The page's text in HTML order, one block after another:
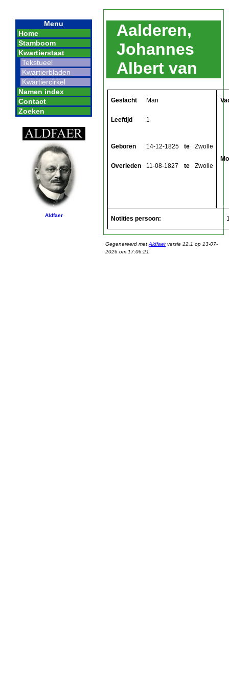
Menu
Home
Stamboom
Kwartierstaat
Tekstueel
Kwartierbladen
Kwartiercirkel
Namen index
Contact
Zoeken
Aldfaer
Aalderen,
Johannes
Albert van
Geslacht Man
Leeftijd 1
Geboren 14-12-1825 te Zwolle
Overleden 11-08-1827 te Zwolle
Notities persoon:
Gegenereerd met Aldfaerversie 12.1 op 13-07-
2026 om 17:06:21